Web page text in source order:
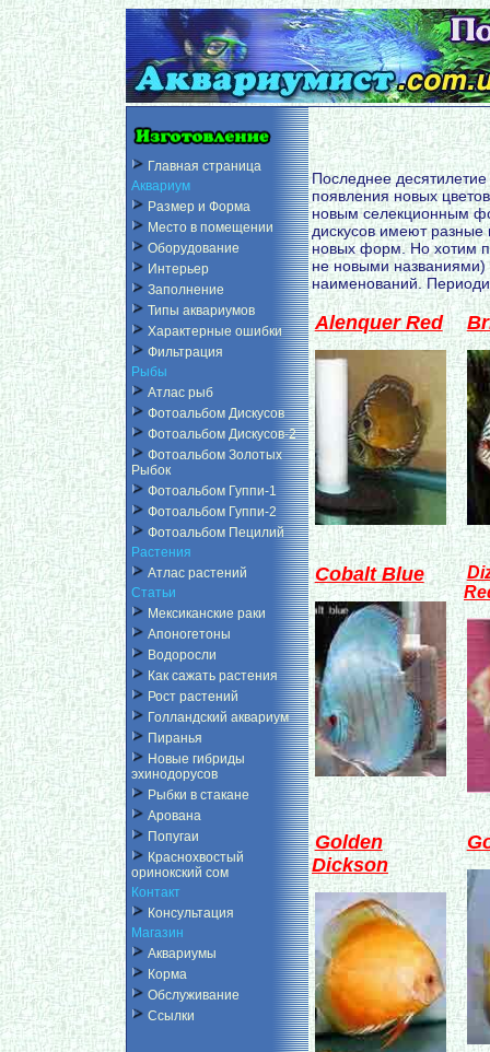
Главная страница
Аквариум
Размер и Форма
Место в помещении
Оборудование
Интерьер
Заполнение
Типы аквариумов
Характерные ошибки
Фильтрация
Рыбы
Атлас рыб
Фотоальбом Дискусов
Фотоальбом Дискусов-2
Фотоальбом Золотых
Рыбок
Фотоальбом Гуппи-1
Фотоальбом Гуппи-2
Фотоальбом Пецилий
Растения
Атлас растений
Статьи
Мексиканские раки
Апоногетоны
Водоросли
Как сажать растения
Рост растений
Голландский аквариум
Пиранья
Новые гибриды
эхинодорусов
Рыбки в стакане
Арована
Попугаи
Краснохвостый
оринокский сом
Контакт
Консультация
Магазин
Аквариумы
Корма
Обслуживание
Ссылки
Последнее десятилетие
появления новых
новым селекционным
дискусов имеют
новых форм. Но хотим
не новыми
наименований.
Alenquer Red
Cobalt Blue
Golden
Dickson